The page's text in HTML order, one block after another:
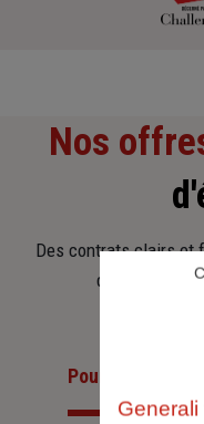
Nos
Des contrats clairs et
d’aujourd’hui
Pour les